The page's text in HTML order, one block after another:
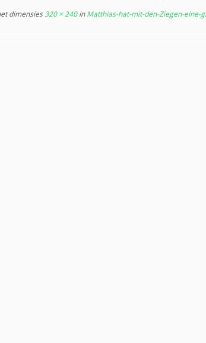
dimensies320 × 240inMatthias-hat-mit-den-Ziegen-eine-